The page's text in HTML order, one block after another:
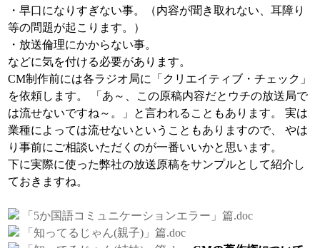
・早口になりすぎない事。（内容が聞き取れない、耳障り
等の問題が起こります。）
・放送倫理にかからない事。
などに気を付ける必要があります。
CM制作前には各ラジオ局に「クリエイティブ・チェック」
を依頼します。 「あ～、この原稿内容だとウチの放送局で
は流せないですね～。」と言われることもあります。 実は
業種によっては流せないということもありますので、 やは
り事前にご相談いただくのが一番いいかと思います。
下に実際に使った弊社の放送原稿をサンプルとして紹介し
ておきますね。
「5か国語コミュニケーションエラー」篇.doc
「知ってるじゃん(親子)」篇.doc